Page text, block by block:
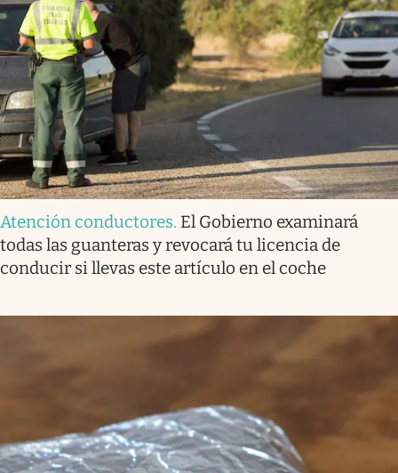
Atención conductores. El Gobierno examinará
todas las guanteras y revocará tu licencia de
conducir si llevas este artículo en el coche